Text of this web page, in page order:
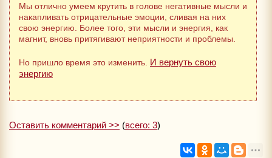
Мы отлично умеем крутить в голове негативные мысли и
накапливать отрицательные эмоции, сливая на них
свою энергию. Более того, эти мысли и энергия, как
магнит, вновь притягивают неприятности и проблемы.
Но пришло время это изменить. И вернуть свою
энергию
Оставить комментарий >> (всего: 3)